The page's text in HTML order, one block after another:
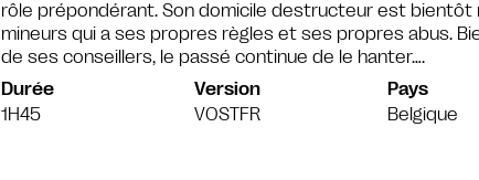
rôle prépondérant. Son domicile destructeur est bientôt
mineurs qui a ses propres règles et ses propres abus.
de ses conseillers, le passé continue de le hanter….
Durée
1H45
Version
VOSTFR
Pays
Belgique